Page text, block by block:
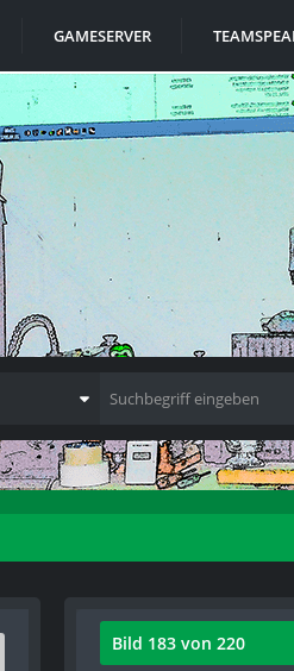
GAMESERVER
Bild 183 von 220